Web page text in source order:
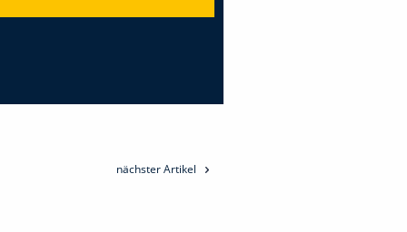
nächster Artikel